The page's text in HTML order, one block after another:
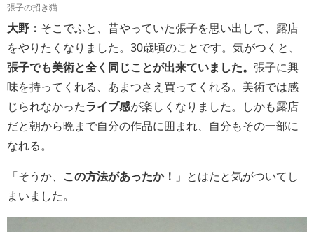
張子の招き猫
大野： そこでふと、昔やっていた張子を思い出して、露店
をやりたくなりました。30歳頃のことです。気がつくと、
張子でも美術と全く同じことが出来ていました。 張子に興
味を持ってくれる、あまつさえ買ってくれる。美術では感
じられなかったライブ感が楽しくなりました。しかも露店
だと朝から晩まで自分の作品に囲まれ、自分もその一部に
なれる。
「そうか、 この方法があったか！
」とはたと気がついてし
まいました。